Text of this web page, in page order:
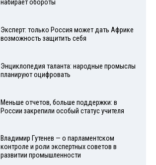
набирает обороты
Эксперт: только Россия может дать Африке
возможность защитить себя
Энциклопедия таланта: народные промыслы
планируют оцифровать
Меньше отчетов, больше поддержки: в
России закрепили особый статус учителя
Владимир Гутенев — о парламентском
контроле и роли экспертных советов в
развитии промышленности